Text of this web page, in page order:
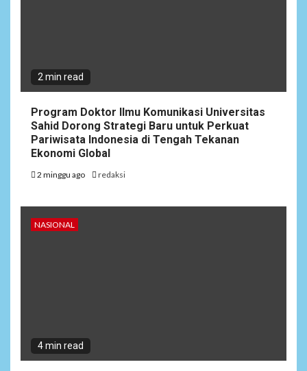
2 min read
Program Doktor Ilmu Komunikasi Universitas
Sahid Dorong Strategi Baru untuk Perkuat
Pariwisata Indonesia di Tengah Tekanan
Ekonomi Global
2 minggu ago redaksi
NASIONAL
4 min read